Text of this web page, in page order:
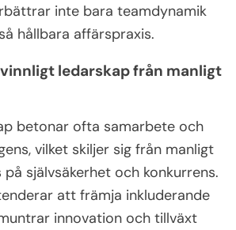
inte bara teamdynamik
hållbara affärspraxis.
ledarskap från manligt
betonar ofta samarbete och
vilket skiljer sig från manligt
självsäkerhet och konkurrens.
att främja inkluderande
innovation och tillväxt